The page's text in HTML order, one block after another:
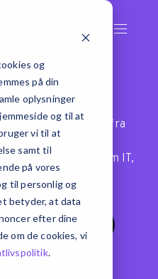
og
på din
oplysninger
og til at
vi til at
samt til
på vores
til personlig og
betyder, at data
efter dine
om de cookies, vi
.
og insights fra
i din indbakke
Explains-artikler om IT,
udvikling.
her